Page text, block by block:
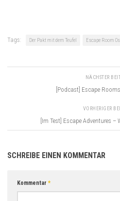
Tags: Der Pakt mit dem Teufel Escape Room
NÄCHSTER
[Podcast] Escape
VORHERIGER
[Im Test] Escape Adventures –
SCHREIBE EINEN KOMMENTAR
Kommentar*